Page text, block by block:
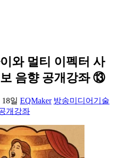
어 엔지니어의 기술 블로그. 아
통신 그리고 정보 기술에 대한
와 멀티 이펙터 사
음향 공개강좌 ⑬
일 EQMaker 방송미디어기술
개강좌